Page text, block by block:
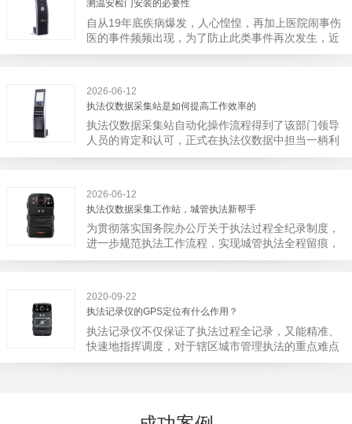
测温安检门安装的必要性
自从19年底疾病爆发，人心惶惶，再加上医院闹事伤
医的事件频频出现，为了防止此类事件再次发生，近
日，广西南宁市卫建委发出通知，要求当地市属各三
大体只有两个，其一，安装安检门是否会激化矛盾。
其二，安装安检门可以防范于未然。1月6号当天，南
宁市第二医院刚试行安检的首日，检查出10多把各类
刀具和一把管制类刀具。近来伤医事件屡屡发生，安
装安检门可以缓解医生安全感不足的问题，同时安检
2026-06-12
执法仪数据采集站是如何提高工作效率的
执法仪数据采集站自动化操作流程得到了该部门领导
人员的肯定和认可，正式在执法仪数据中担当一柄利
剑。 执法仪数据采集站对于执法仪数据资料的管理
备能自动读取目标对象，并同步到采集站中，此外设
备具有断点续传的功能，如果碰到网络故障，可以从
已经上传或下载的部分开始继续上传下载未完成的部
分，而没有必要从头开始上传下载，能节省时间，提
高速度。再者待数据传输完毕之后，执法仪数据采集
下次直接使用，提高执法仪数据效率。执法仪数据采
集站还具有强大的数据存储管理系统，后台统计不同
上传时段、不同重要级别的数据，将统计结果以图表
或者报表的形式呈现；设备设置有用户操作权限管
理，自动将用户警员编号与执法仪编号绑定，保障数
据的合法性，同时系统可设置每个警员的权限，明确
2026-06-12
执法仪数据采集工作站，城管执法新帮手
为贯彻落实国务院办公厅关于执法过程全纪录制度，
进一步规范执法工作流程，实现城管执法全程留痕，
深入推进执法队伍规范化建设，给城管执法工作添加
止了双方矛盾的发生。现在有了执法仪数据采集工作
站，执法队员的担忧便得到有效的解决。每个采集工
作站可支持多台执法记录仪设备同时上传数据，队员
当天使用当天上传，通过数据线接入到采集工作站，
它会自动读取所有的视频、音频、图片、日志等信
2020-09-22
执法记录仪的GPS定位有什么作用？
执法记录仪不仅保证了执法过程全记录，又能精准、
快速地指挥调度，对于辖区城市管理执法的重点难点
也能一目了然，在城市管理工作信息化中发挥着重要
定位模块，可通过移动网络将位置信息实时发送到监